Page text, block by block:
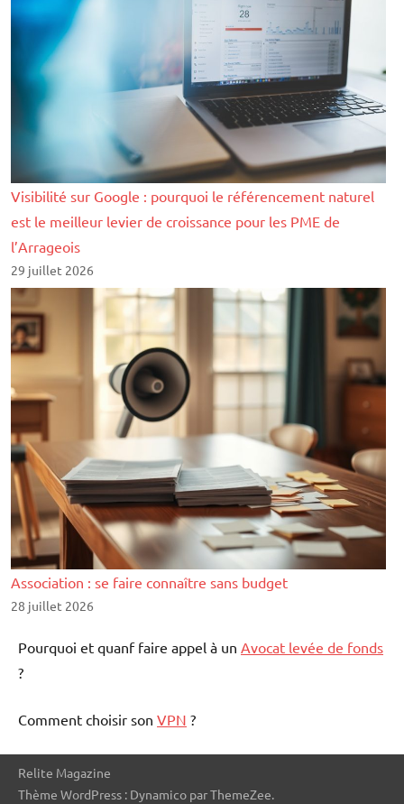
Visibilité sur Google : pourquoi le référencement naturel
est le meilleur levier de croissance pour les PME de
l’Arrageois
29 juillet 2026
Association : se faire connaître sans budget
28 juillet 2026
Pourquoi et quanf faire appel à un Avocat levée de fonds
?
Comment choisir son VPN ?
Relite Magazine
Thème WordPress : Dynamico par ThemeZee.